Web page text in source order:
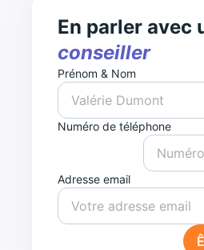
En parler avec
conseiller
Prénom & Nom
Numéro de téléphone
Adresse email